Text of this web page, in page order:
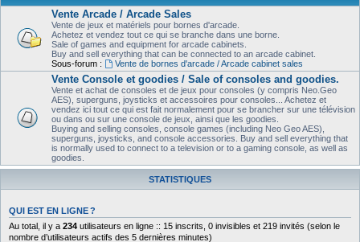
Vente Arcade / Arcade Sales
Vente de jeux et matériels pour bornes d'arcade.
Achetez et vendez tout ce qui se branche dans une borne.
Sale of games and equipment for arcade cabinets.
Buy and sell everything that can be connected to an arcade cabinet.
Sous-forum :
Vente de bornes d'arcade / Arcade cabinet sales
Vente Console et goodies / Sale of consoles and goodies.
Vente et achat de consoles et de jeux pour consoles (y compris Neo.Geo
AES), superguns, joysticks et accessoires pour consoles... Achetez et
vendez ici tout ce qui est fait normalement pour se brancher sur une télévision
ou dans ou sur une console de jeux, ainsi que les goodies.
Buying and selling consoles, console games (including Neo Geo AES),
superguns, joysticks, and console accessories. Buy and sell everything that
is normally used to connect to a television or to a gaming console, as well as
goodies.
STATISTIQUES
QUI EST EN LIGNE ?
Au total, il y a 234 utilisateurs en ligne :: 15 inscrits, 0 invisibles et 219 invités (selon le
nombre d’utilisateurs actifs des 5 dernières minutes)